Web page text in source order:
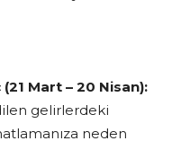
Mart – 20 Nisan):
gelirlerdeki
neden